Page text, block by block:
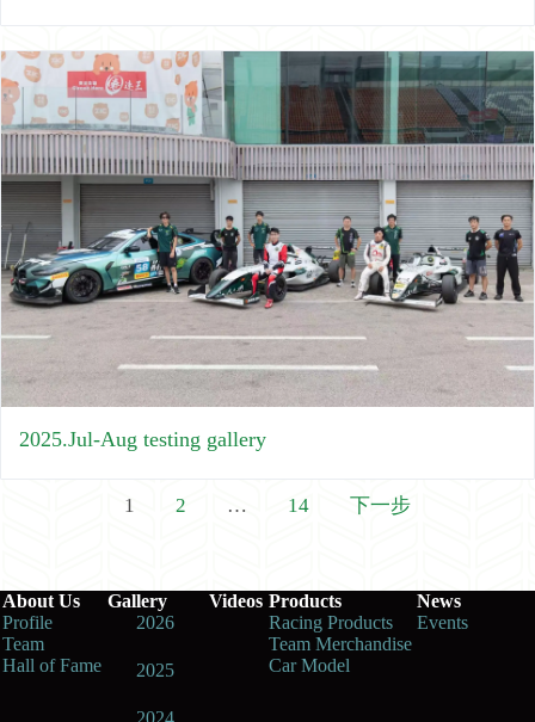
2025.Jul-Aug testing gallery
1 2 … 14 下一步
About Us
Profile
Team
Hall of Fame
Gallery
2026
2025
Videos Products
Racing Products
Team Merchandise
Car Model
News
Events